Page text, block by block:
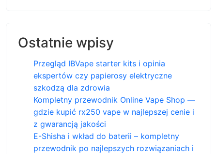
Ostatnie wpisy
Przegląd IBVape starter kits i opinia
ekspertów czy papierosy elektryczne
szkodzą dla zdrowia
Kompletny przewodnik Online Vape Shop —
gdzie kupić rx250 vape w najlepszej cenie i
z gwarancją jakości
E-Shisha i wkład do baterii – kompletny
przewodnik po najlepszych rozwiązaniach i